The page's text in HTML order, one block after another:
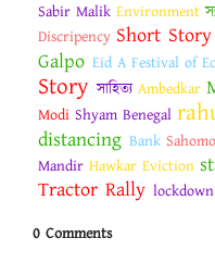
Sabir Malik Environment
Discripency Short Story
Galpo Eid A Festival of
Story সাহিত্য Ambedkar
Modi Shyam Benegal
distancing Bank
Mandir Hawkar Eviction
Tractor Rally lockdown
0 Comments